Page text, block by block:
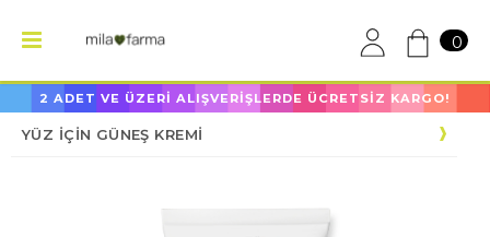
0
2 ADET VE ÜZERİ ALIŞVERİŞLERDE ÜCRETSİZ KARGO!
YÜZ İÇİN GÜNEŞ KREMİ